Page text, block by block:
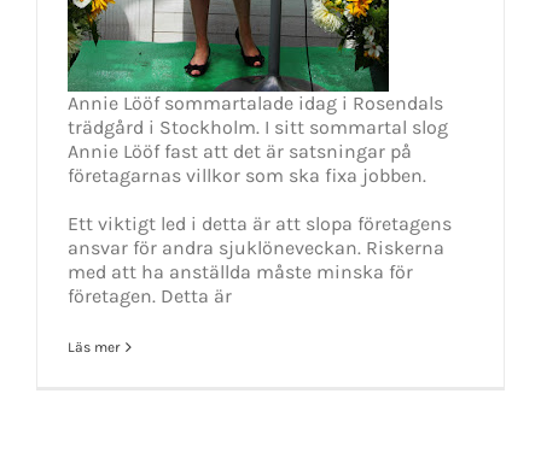
Annie Lööf sommartalade idag i Rosendals
trädgård i Stockholm. I sitt sommartal slog
Annie Lööf fast att det är satsningar på
företagarnas villkor som ska fixa jobben.
Ett viktigt led i detta är att slopa företagens
ansvar för andra sjuklöneveckan. Riskerna
med att ha anställda måste minska för
företagen. Detta är
Läs mer